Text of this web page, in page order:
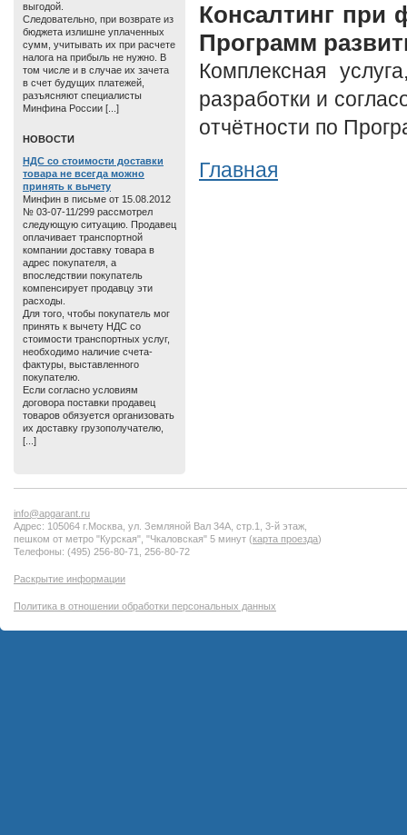
Консалтинг
Программ
Комплексная
разработки и
отчётности по
Главная
выгодой.
Следовательно, при возврате из
бюджета излишне уплаченных
сумм, учитывать их при расчете
налога на прибыль не нужно. В
том числе и в случае их зачета
в счет будущих платежей,
разъясняют специалисты
Минфина России [...]
HОВОСТИ
НДС со стоимости доставки
товара не всегда можно
принять к вычету
Минфин в письме от 15.08.2012
№ 03-07-11/299 рассмотрел
следующую ситуацию. Продавец
оплачивает транспортной
компании доставку товара в
адрес покупателя, а
впоследствии покупатель
компенсирует продавцу эти
расходы.
Для того, чтобы покупатель мог
принять к вычету НДС со
стоимости транспортных услуг,
необходимо наличие счета-
фактуры, выставленного
покупателю.
Если согласно условиям
договора поставки продавец
товаров обязуется организовать
их доставку грузополучателю,
[...]
info@apgarant.ru
Адрес: 105064 г.Москва, ул. Земляной Вал 34А, стр.1, 3-й этаж,
пешком от метро "Курская", "Чкаловская" 5 минут (карта проезда)
Телефоны: (495) 256-80-71, 256-80-72
Раскрытие информации
Политика в отношении обработки персональных данных